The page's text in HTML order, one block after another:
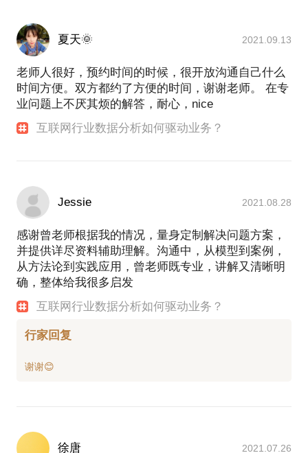
夏天🌞 2021.09.13
老师人很好，预约时间的时候，很开放沟通自己什么
时间方便。双方都约了方便的时间，谢谢老师。 在专
业问题上不厌其烦的解答，耐心，nice
互联网行业数据分析如何驱动业务？
Jessie 2021.08.28
感谢曾老师根据我的情况，量身定制解决问题方案，
并提供详尽资料辅助理解。沟通中，从模型到案例，
从方法论到实践应用，曾老师既专业，讲解又清晰明
确，整体给我很多启发
互联网行业数据分析如何驱动业务？
行家回复
徐唐 2021.07.26